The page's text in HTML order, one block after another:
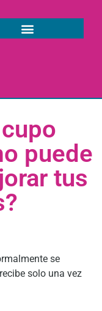
puede
tus
se
solo una vez